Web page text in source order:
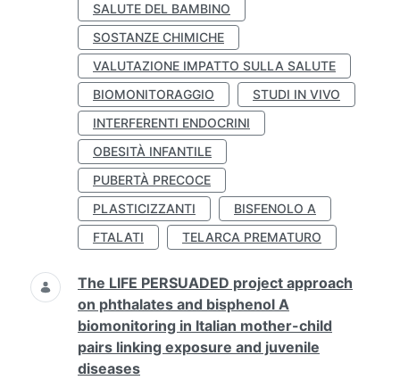
SALUTE DEL BAMBINO
SOSTANZE CHIMICHE
VALUTAZIONE IMPATTO SULLA SALUTE
BIOMONITORAGGIO
STUDI IN VIVO
INTERFERENTI ENDOCRINI
OBESITÀ INFANTILE
PUBERTÀ PRECOCE
PLASTICIZZANTI
BISFENOLO A
FTALATI
TELARCA PREMATURO
The LIFE PERSUADED project approach
on phthalates and bisphenol A
biomonitoring in Italian mother-child
pairs linking exposure and juvenile
diseases